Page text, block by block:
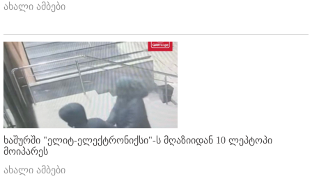
ახალი ამბები
ხაშურში "ელიტ-ელექტრონიქსი"-ს მღაზიიდან 10 ლეპტოპი
მოიპარეს
ახალი ამბები